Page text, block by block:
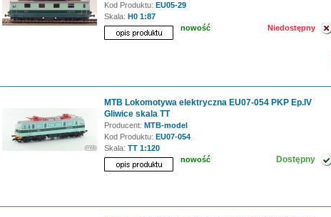
Kod Produktu: EU05-29
Skala: H0 1:87
nowość
Niedostępny
MTB Lokomotywa elektryczna EU07-054 PKP Ep.IV
Gliwice skala TT
Producent: MTB-model
Kod Produktu: EU07-054
Skala: TT 1:120
nowość
Dostępny